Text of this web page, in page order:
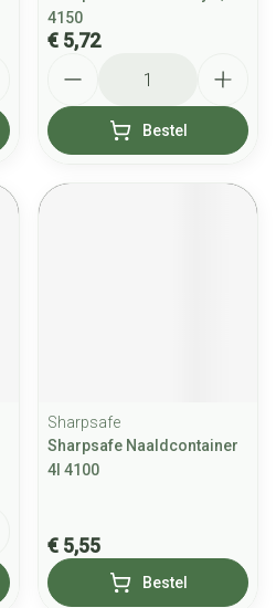
4150
€ 5,72
Bestel
Sharpsafe
Sharpsafe Naaldcontainer
4l 4100
€ 5,55
Bestel